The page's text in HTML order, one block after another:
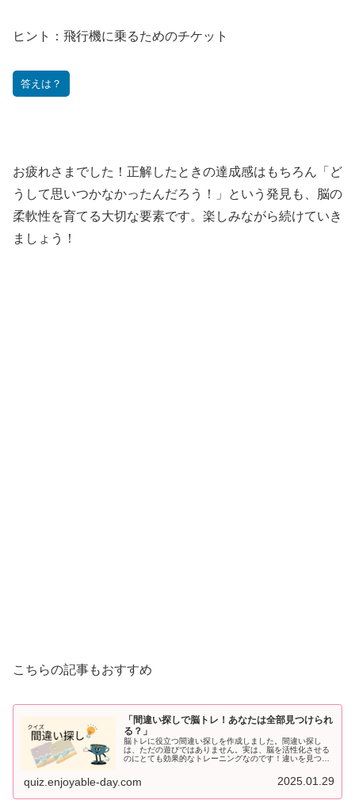
ヒント： 飛行機に乗るためのチケット
答えは？
お疲れさまでした！正解したときの達成感はもちろん「ど
うして思いつかなかったんだろう！」という発見も、脳の
柔軟性を育てる大切な要素です。楽しみながら続けていき
ましょう！
こちらの記事もおすすめ
「間違い探しで脳トレ！あなたは全部見つけられ
る？」
脳トレに役立つ間違い探しを作成しました。間違い探し
は、ただの遊びではありません。実は、脳を活性化させる
のにとても効果的なトレーニングなのです！違いを見つけ
quiz.enjoyable-day.com 2025.01.29